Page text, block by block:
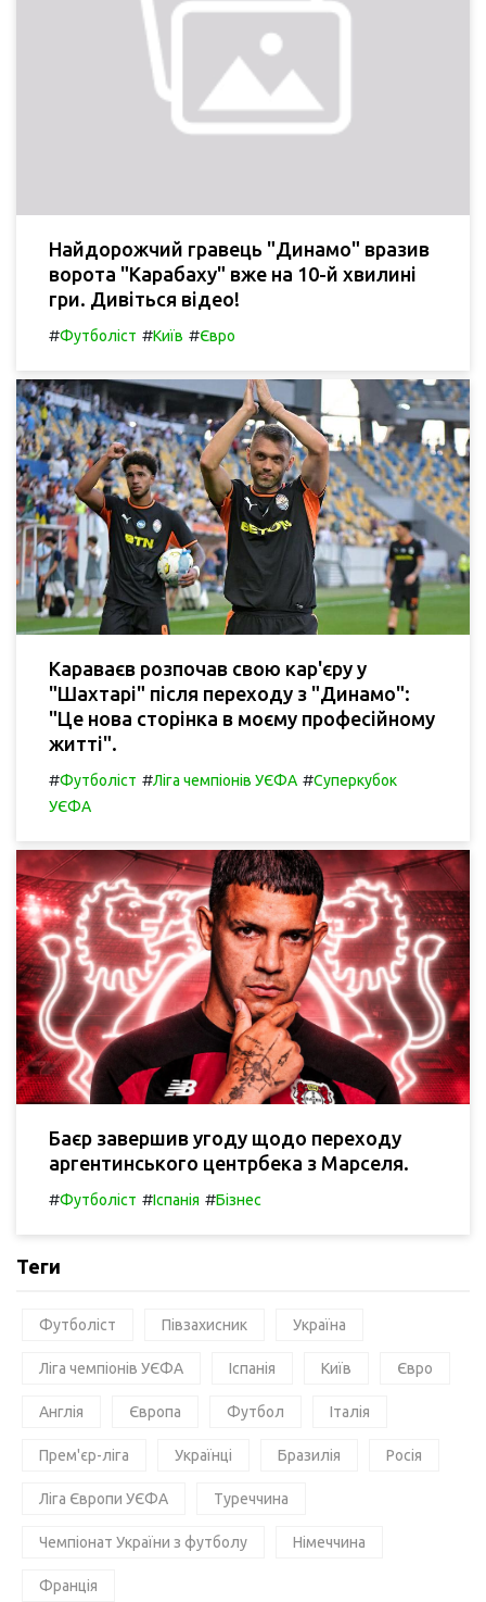
Найдорожчий гравець "Динамо" вразив
ворота "Карабаху" вже на 10-й хвилині
гри. Дивіться відео!
#Футболіст #Київ #Євро
Караваєв розпочав свою кар'єру у
"Шахтарі" після переходу з "Динамо":
"Це нова сторінка в моєму професійному
житті".
#Футболіст #Ліга чемпіонів УЄФА #Суперкубок
УЄФА
Баєр завершив угоду щодо переходу
аргентинського центрбека з Марселя.
#Футболіст #Іспанія #Бізнес
Теги
Футболіст Півзахисник Україна
Ліга чемпіонів УЄФА Іспанія Київ Євро
Англія Європа Футбол Італія
Прем'єр-ліга Українці Бразилія Росія
Ліга Європи УЄФА Туреччина
Чемпіонат України з футболу Німеччина
Франція